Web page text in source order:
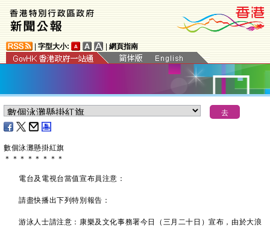
字型大小: 網頁指南
​數個泳灘懸掛紅旗
＊ ＊ ＊ ＊ ＊ ＊ ＊ ＊
電台及電視台當值宣布員注意：
請盡快播出下列特別報告：
游泳人士請注意：康樂及文化事務署今日（三月二十日）宣布，由於大浪